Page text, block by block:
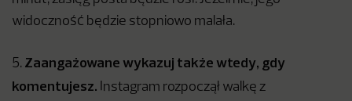
widoczność będzie stopniowo malała.
5. Zaangażowane wykazuj także wtedy, gdy
komentujesz. Instagram rozpoczął walkę z